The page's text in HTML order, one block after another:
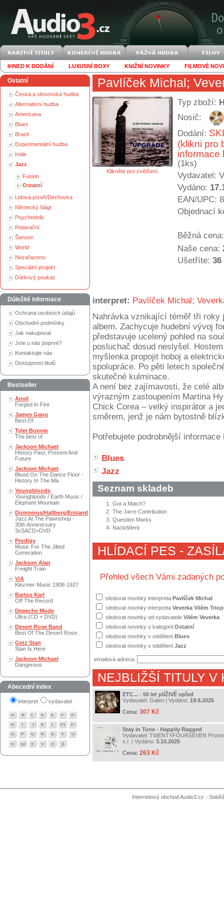
IHNED K DODÁNÍ LUXUSNÍ BOXY KNIŽNÍ NOVINKY FILMOVÉ
Ostatní
Česká a slovenská hudba
Alternativní hudba
Americana
Blues
Brazil
Experimentální hudba
Indie
Jazz
Fusion
Ostatní
Lidová píseň/Dechovka
Německý šlágr
Psychedelic
Relaxační
Šanson
World
Nezařazeno
Speciální projekt
Dárkový poukaz
Důležité informace
Ochrana osobních údajů
Obchodní podmínky
Jak nakupovat
Jste u nás poprvé?
Kontaktujte nás
Dostupnost titulů
Bestseller
Anvil
Forged In Fire
James Gang
Best Of
Tyler Bonnie
The best of
Jackson Michael
History Past, Present And
Future
Jackson Michael
Blood On The Dance Floor -
History In The Mix
Youngbloods
Youngbloods / Earth Music /
Elephant Mountain
Domnerus/Hallberg/Erstand
Jazz At The Pawnshop -
30th Anniversary
3xSACD+DVD
Prodigy
Music For The Jilted
Generation
Jackson Alan
Freight Train
V/A
Klezmer Music 1908-1927
Bartos Karl
Off The Record
Depeche Mode
Ultra (CD + DVD)
Desert Rose Band
Best Of The Desert Rose..
Getz Stan
Stan Is Here
Jackson Michael
Dangerous
Abecední index
interpret vydavatel
Pavlíček Michal ;
Klikněte pro zvětšení.
Typ zboží:
Nosič:
Dodání:
(klikni pro
informace
(1ks)
Vydavatel:
Vydáno:
EAN/UPC:
Objednací
Běžná cena:
Naše cena:
Ušetříte: 36
interpret: Pavlíček Michal ;
Nahrávka vznikající téměř tři roky
albem. Zachycuje hudební vývoj
představuje ucelený pohled na
posluchač dosud neslyšel.
myšlenka propojit hoboj a
spolupráce. Po pěti letech
skutečné kulminace.
A není bez zajímavosti, že celé
výrazným zastoupením Martina
Chick Corea – velký inspirátor a
směrem, jenž je nám bytostně
Potřebujete podrobnější
Blues
Jazz
Seznam skladeb
1.
Got a Match?
2. The Jarre Contribution
3. Question Marks
4.
NacktWerk
HLÍDACÍ PES -
Přehled všech Vámi zadaných
sledovat novinky interpreta Pavlíček Michal
sledovat novinky interpreta Veverka Vilém
sledovat novinky od vydavatele Vilém Veverka
sledovat novinky v kategorii Ostatní
sledovat novinky v oddělení Blues
sledovat novinky v oddělení Jazz
emailová adresa:
NEJBLIŽŠÍ TITULY V
ETC... - 50 let plíŽIVĚ vpřed
Vydavatel: Galen | Vydáno: 19.9.2025
Cena: 307 Kč
Stay in Tune - Happily Ragged
Vydavatel: TWENTYFOURSEVEN
s.r. | Vydáno: 3.10.2025
Cena: 263 Kč
Internetový obchod Audio3.cz -